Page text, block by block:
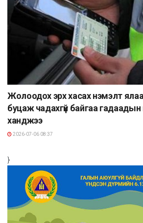
Жолоодох эрх хасах нэмэлт
буцаж чадахгүй байгаа
ханджээ
2026-07-06 08:37
}